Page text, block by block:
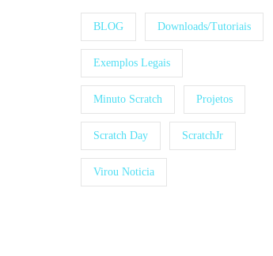
BLOG Downloads/Tutoriais
Exemplos Legais
Minuto Scratch Projetos
Scratch Day ScratchJr
Virou Noticia